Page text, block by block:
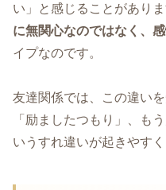
い」と感じることがあり
に無関心なのではなく、
イプなのです。
友達関係では、この違い
「励ましたつもり」、も
いうすれ違いが起きやすく